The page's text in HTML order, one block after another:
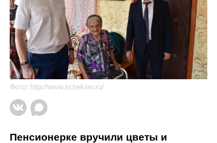
Фото: http://www.schekino.ru/
Пенсионерке вручили цветы и